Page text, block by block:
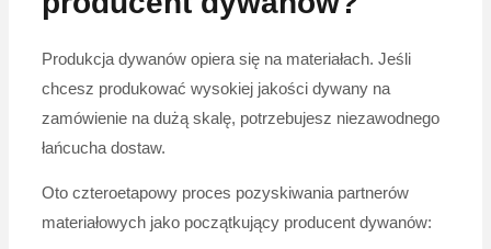
Produkcja dywanów opiera się na materiałach. Jeśli
chcesz produkować wysokiej jakości dywany na
zamówienie na dużą skalę, potrzebujesz niezawodnego
łańcucha dostaw.
Oto czteroetapowy proces pozyskiwania partnerów
materiałowych jako początkujący producent dywanów: